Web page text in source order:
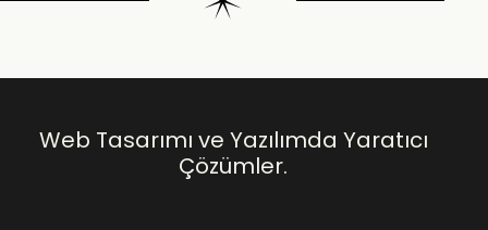
Web Tasarımı ve Yazılımda Yaratıcı
Çözümler.